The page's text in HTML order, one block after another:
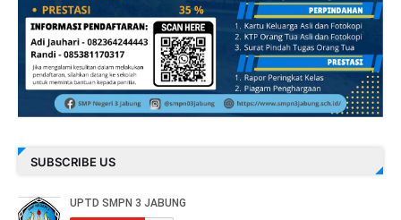
SUBSCRIBE US